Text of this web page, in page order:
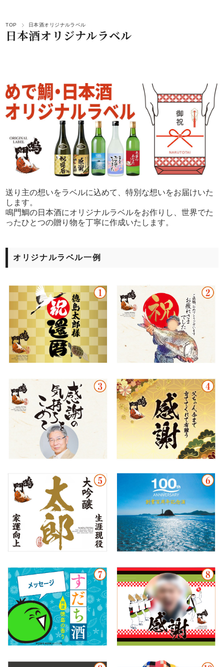
TOP 日本酒オリジナルラベル
日本酒オリジナルラベル
送り主の想いをラベルに込めて、特別な想いをお届けいた
します。
鳴門鯛の日本酒にオリジナルラベルをお作りし、世界でた
ったひとつの贈り物を丁寧に作成いたします。
オリジナルラベル一例